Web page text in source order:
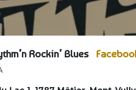
Rockin’ Blues